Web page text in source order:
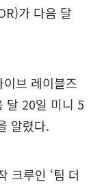
가 다음 달
브 레이블즈
달 20일 미니 5
알렸다.
크루인 ‘팀 더